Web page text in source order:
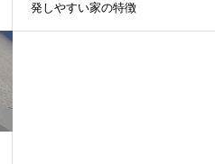
発しやすい家の特徴